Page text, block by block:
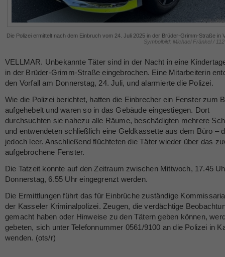
Die Polizei ermittelt nach dem Einbruch vom 24. Juli 2025 in der Brüder-Grimm-Straße in
Symbolbild: Michael Fränkel /
VELLMAR. Unbekannte Täter sind in der Nacht in eine
in der Brüder-Grimm-Straße eingebrochen. Eine Mitarbeiterin
den Vorfall am Donnerstag, 24. Juli, und alarmierte die Polizei.
Wie die Polizei berichtet, hatten die Einbrecher ein Fenster zum
aufgehebelt und waren so in das Gebäude eingestiegen. Dort
durchsuchten sie nahezu alle Räume, beschädigten mehrere
und entwendeten schließlich eine Geldkassette aus dem Büro –
jedoch leer. Anschließend flüchteten die Täter wieder über das
aufgebrochene Fenster.
Die Tatzeit konnte auf den Zeitraum zwischen Mittwoch, 17.45
Donnerstag, 6.55 Uhr eingegrenzt werden.
Die Ermittlungen führt das für Einbrüche zuständige
der Kasseler Kriminalpolizei. Zeugen, die verdächtige
gemacht haben oder Hinweise zu den Tätern geben können,
gebeten, sich unter Telefonnummer 0561/9100 an die Polizei in
wenden. (ots/r)